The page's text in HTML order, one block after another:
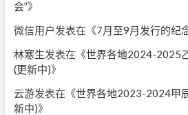
会”》
微信用户发表在《7月至9月发行的纪
林寒生发表在《世界各地2024-2025
(更新中)》
云游发表在《世界各地2023-2024甲
新中)》